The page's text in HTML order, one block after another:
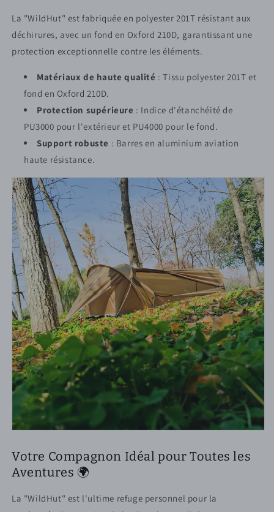
La "WildHut" est fabriquée en polyester 201T résistant aux
déchirures, avec un fond en Oxford 210D, garantissant une
protection exceptionnelle contre les éléments.
Matériaux de haute qualité : Tissu polyester 201T et
fond en Oxford 210D.
Protection supérieure : Indice d'étanchéité de
PU3000 pour l'extérieur et PU4000 pour le fond.
Support robuste : Barres en aluminium aviation
haute résistance.
Votre Compagnon Idéal pour Toutes les
Aventures 🌍
La "WildHut" est l'ultime refuge personnel pour la